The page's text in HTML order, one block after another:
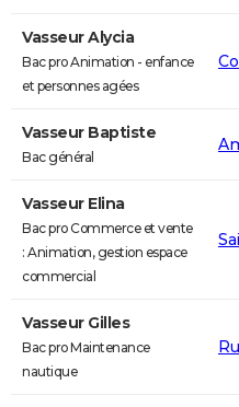
Vasseur Alycia
Bac pro Animation - enfance
et personnes agées
Vasseur Baptiste
Bac général
Vasseur Elina
Bac pro Commerce et vente
: Animation, gestion espace
commercial
Vasseur Gilles
Bac pro Maintenance
nautique